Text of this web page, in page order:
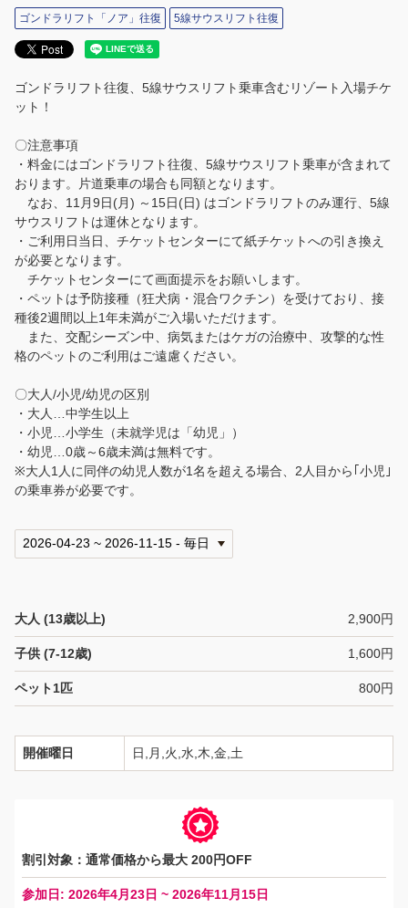
ゴンドラリフト「ノア」往復 5線サウスリフト往復
ゴンドラリフト往復、5線サウスリフト乗車含むリゾート入場チケ
ット！
〇注意事項
・料金にはゴンドラリフト往復、5線サウスリフト乗車が含まれて
おります。片道乗車の場合も同額となります。
なお、11月9日(月) ～15日(日) はゴンドラリフトのみ運行、5線
サウスリフトは運休となります。
・ご利用日当日、チケットセンターにて紙チケットへの引き換え
が必要となります。
チケットセンターにて画面提示をお願いします。
・ペットは予防接種（狂犬病・混合ワクチン）を受けており、接
種後2週間以上1年未満がご入場いただけます。
また、交配シーズン中、病気またはケガの治療中、攻撃的な性
格のペットのご利用はご遠慮ください。
〇大人/小児/幼児の区別
・大人…中学生以上
・小児…小学生（未就学児は「幼児」）
・幼児…0歳～6歳未満は無料です。
※大人1人に同伴の幼児人数が1名を超える場合、2人目から｢小児｣
の乗車券が必要です。
大人 (13歳以上) 2,900円
子供 (7-12歳) 1,600円
ペット1匹 800円
開催曜日 日,月,火,水,木,金,土
割引対象：通常価格から最大 200円OFF
参加日: 2026年4月23日 ~ 2026年11月15日